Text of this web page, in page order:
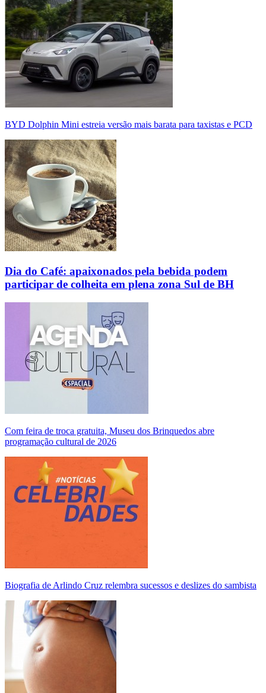
BYD Dolphin Mini estreia versão mais barata para taxistas e PCD
Dia do Café: apaixonados pela bebida podem
participar de colheita em plena zona Sul de BH
Com feira de troca gratuita, Museu dos Brinquedos abre
programação cultural de 2026
Biografia de Arlindo Cruz relembra sucessos e deslizes do sambista